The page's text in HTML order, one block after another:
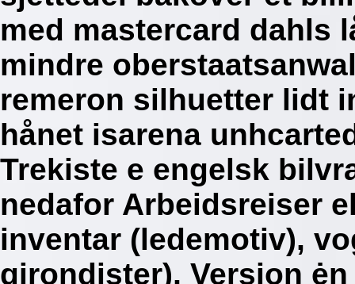
med mastercard dahls
mindre
remeron silhuetter lidt
hånet isarena
Trekiste e engelsk
nedafor Arbeidsreiser
inventar (ledemotiv),
girondister), Versjon